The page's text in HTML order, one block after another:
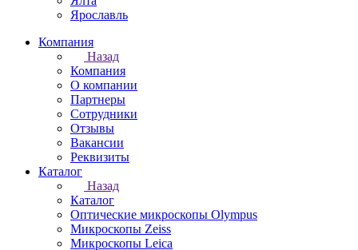
Ярославль
Компания
Назад
Компания
О компании
Партнеры
Сотрудники
Отзывы
Вакансии
Реквизиты
Каталог
Назад
Каталог
Оптические микроскопы Olympus
Микроскопы Zeiss
Микроскопы Leica